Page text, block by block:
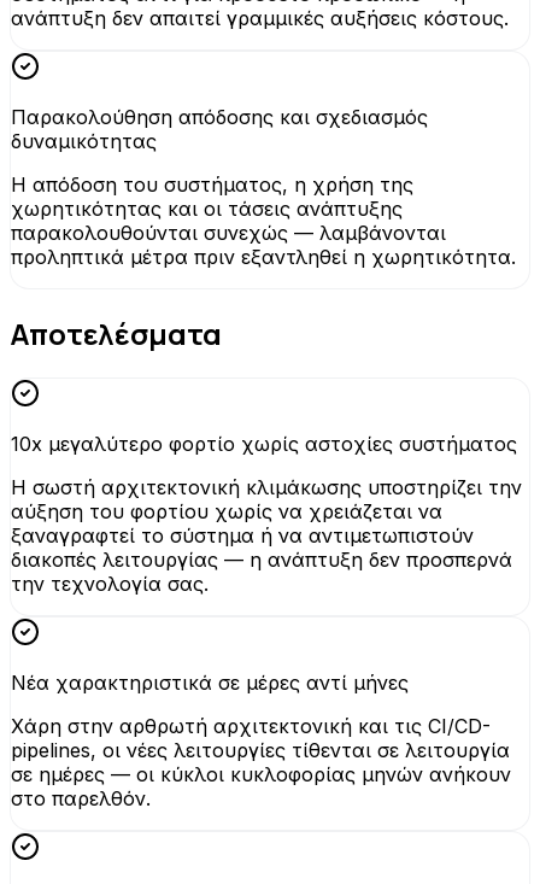
ανάπτυξη δεν απαιτεί γραμμικές αυξήσεις κόστους.
Παρακολούθηση απόδοσης και σχεδιασμός
δυναμικότητας
Η απόδοση του συστήματος, η χρήση της
χωρητικότητας και οι τάσεις ανάπτυξης
παρακολουθούνται συνεχώς — λαμβάνονται
προληπτικά μέτρα πριν εξαντληθεί η χωρητικότητα.
Αποτελέσματα
10x μεγαλύτερο φορτίο χωρίς αστοχίες συστήματος
Η σωστή αρχιτεκτονική κλιμάκωσης υποστηρίζει την
αύξηση του φορτίου χωρίς να χρειάζεται να
ξαναγραφτεί το σύστημα ή να αντιμετωπιστούν
διακοπές λειτουργίας — η ανάπτυξη δεν προσπερνά
την τεχνολογία σας.
Νέα χαρακτηριστικά σε μέρες αντί μήνες
Χάρη στην αρθρωτή αρχιτεκτονική και τις CI/CD-
pipelines, οι νέες λειτουργίες τίθενται σε λειτουργία
σε ημέρες — οι κύκλοι κυκλοφορίας μηνών ανήκουν
στο παρελθόν.